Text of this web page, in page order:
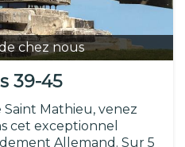
chez nous
39-45
Mathieu, venez
cet exceptionnel
Allemand. Sur 5